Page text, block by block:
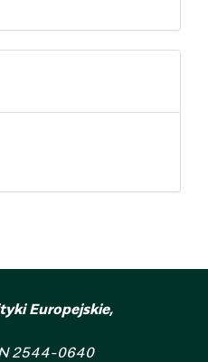
Europejskie,
2544-0640